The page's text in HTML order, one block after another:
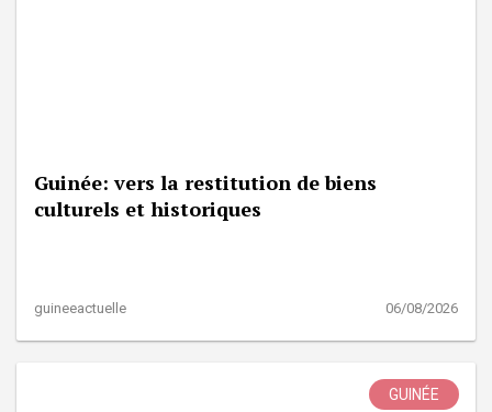
Guinée: vers la restitution de biens
culturels et historiques
guineeactuelle 06/08/2026
GUINÉE